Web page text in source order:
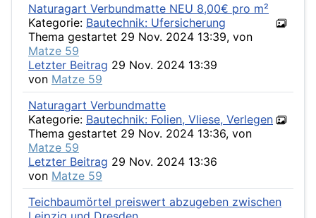
Naturagart Verbundmatte NEU 8,00€ pro m²
Kategorie: Bautechnik: Ufersicherung
Thema gestartet 29 Nov. 2024 13:39, von
Matze 59
Letzter Beitrag 29 Nov. 2024 13:39
von Matze 59
Naturagart Verbundmatte
Kategorie: Bautechnik: Folien, Vliese, Verlegen
Thema gestartet 29 Nov. 2024 13:36, von
Matze 59
Letzter Beitrag 29 Nov. 2024 13:36
von Matze 59
Teichbaumörtel preiswert abzugeben zwischen